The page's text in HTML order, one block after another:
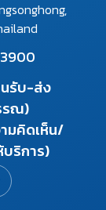
นรับ-ส่ง
รณ)
มคิดเห็น/
บริการ)